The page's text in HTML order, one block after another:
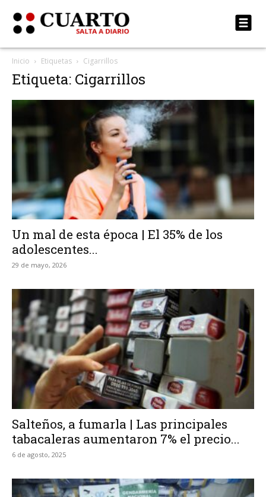
Inicio Etiquetas Cigarrillos
Etiqueta: Cigarrillos
Un mal de esta época | El 35% de los
adolescentes...
29 de mayo, 2026
Salteños, a fumarla | Las principales
tabacaleras aumentaron 7% el precio...
6 de agosto, 2025